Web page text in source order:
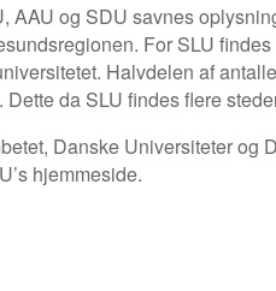
AAU og SDU savnes
For SLU
Halvdelen af
da SLU findes flere
Danske Universiteter og
hjemmeside.